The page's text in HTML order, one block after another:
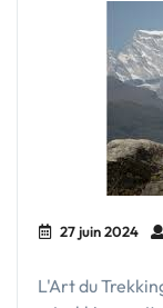
27 juin 2024
L'Art du